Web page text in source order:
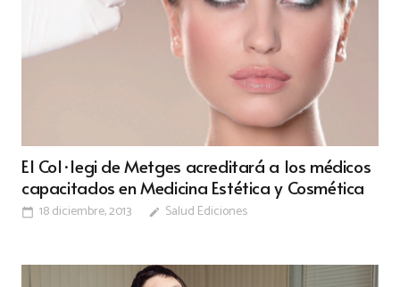
El Col·legi de Metges acreditará a los médicos
capacitados en Medicina Estética y Cosmética
calendar_today 18 diciembre, 2013 edit Salud Ediciones